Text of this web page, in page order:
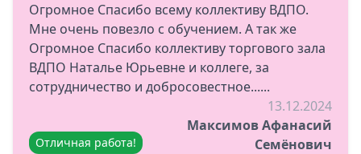
Огромное Спасибо всему коллективу ВДПО.
Мне очень повезло с обучением. А так же
Огромное Спасибо коллективу торгового зала
ВДПО Наталье Юрьевне и коллеге, за
сотрудничество и добросовестное......
Отличная работа!
13.12.2024
Максимов Афанасий
Семёнович